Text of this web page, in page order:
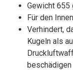
Gewicht 655
Für den
Verhindert,
Kugeln als
beschädigen